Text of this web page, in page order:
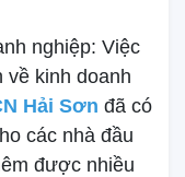
nghiệp: Việc
về kinh doanh
Hải Sơn đã có
các nhà đầu
được nhiều